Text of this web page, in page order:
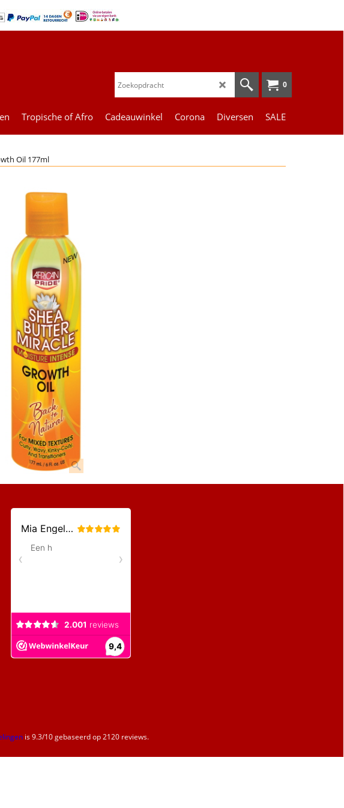
0
Tropische of Afro Cadeauwinkel Corona Diversen SALE
Oil 177ml
is9.3/10gebaseerd op 2120 reviews.